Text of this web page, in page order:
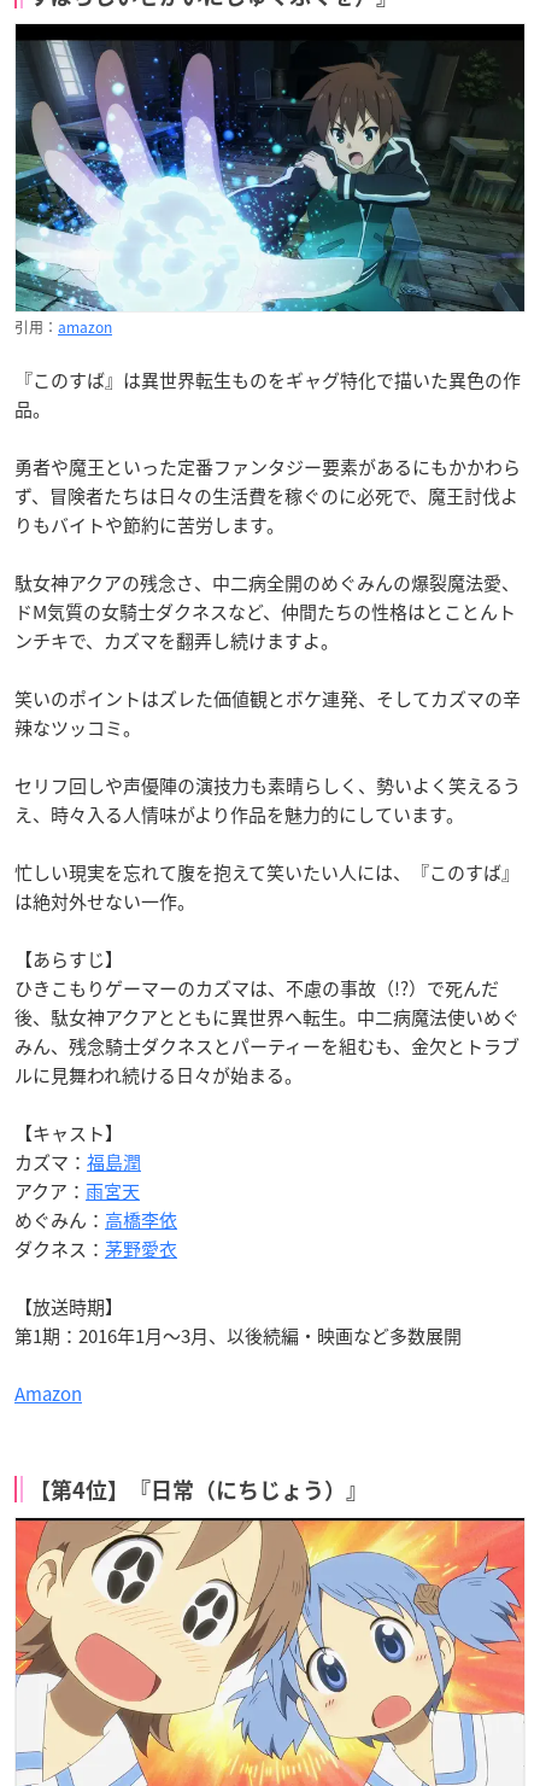
引用： amazon
『このすば』は異世界転生ものをギャグ特化で描いた異色の作
品。
勇者や魔王といった定番ファンタジー要素があるにもかかわら
ず、冒険者たちは日々の生活費を稼ぐのに必死で、魔王討伐よ
りもバイトや節約に苦労します。
駄女神アクアの残念さ、中二病全開のめぐみんの爆裂魔法愛、
ドM気質の女騎士ダクネスなど、仲間たちの性格はとことんト
ンチキで、カズマを翻弄し続けますよ。
笑いのポイントはズレた価値観とボケ連発、そしてカズマの辛
辣なツッコミ。
セリフ回しや声優陣の演技力も素晴らしく、勢いよく笑えるう
え、時々入る人情味がより作品を魅力的にしています。
忙しい現実を忘れて腹を抱えて笑いたい人には、『このすば』
は絶対外せない一作。
【あらすじ】
ひきこもりゲーマーのカズマは、不慮の事故（!?）で死んだ
後、駄女神アクアとともに異世界へ転生。中二病魔法使いめぐ
みん、残念騎士ダクネスとパーティーを組むも、金欠とトラブ
ルに見舞われ続ける日々が始まる。
【キャスト】
カズマ： 福島潤
アクア： 雨宮天
めぐみん： 高橋李依
ダクネス： 茅野愛衣
【放送時期】
第1期：2016年1月～3月、以後続編・映画など多数展開
Amazon
【第4位】『日常（にちじょう）』